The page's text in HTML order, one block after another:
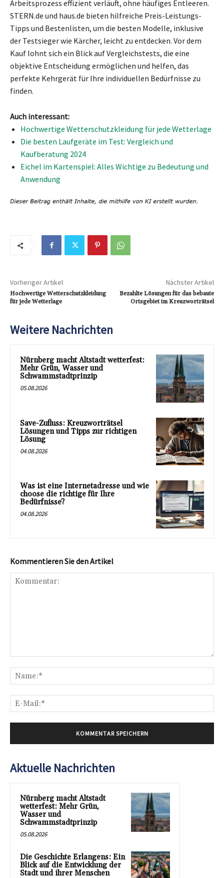
Arbeitsprozess effizient verläuft, ohne häufiges Entleeren.
STERN.de und haus.de bieten hilfreiche Preis-Leistungs-
Tipps und Bestenlisten, um die besten Modelle, inklusive
der Testsieger wie Kärcher, leicht zu entdecken. Vor dem
Kauf lohnt sich ein Blick auf Vergleichstests, die eine
objektive Entscheidung ermöglichen und helfen, das
perfekte Kehrgerät für Ihre individuellen Bedürfnisse zu
finden.
Auch interessant:
Hochwertige Wetterschutzkleidung für jede Wetterlage
Die besten Laufgeräte im Test: Vergleich und
Kaufberatung 2024
Eichel im Kartenspiel: Alles Wichtige zu Bedeutung und
Anwendung
Vorheriger Artikel
Hochwertige Wetterschutzkleidung
für jede Wetterlage
Nächster Artikel
Bezahlte Lösungen für das bebaute
Ortsgebiet im Kreuzworträtsel
Weitere Nachrichten
Nürnberg macht Altstadt wetterfest:
Mehr Grün, Wasser und
Schwammstadtprinzip
05.08.2026
Save-Zufluss: Kreuzworträtsel
Lösungen und Tipps zur richtigen
Lösung
04.08.2026
Was ist eine Internetadresse und wie
choose die richtige für Ihre
Bedürfnisse?
04.08.2026
Kommentieren Sie den Artikel
Aktuelle Nachrichten
Nürnberg macht Altstadt
wetterfest: Mehr Grün,
Wasser und
Schwammstadtprinzip
05.08.2026
Die Geschichte Erlangens: Ein
Blick auf die Entwicklung der
Stadt und ihrer Menschen